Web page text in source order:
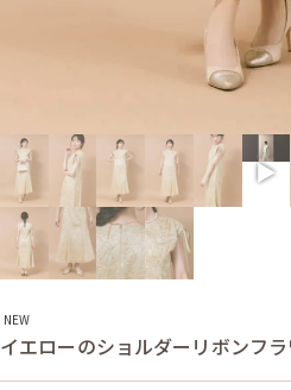
NEW
イエローのショルダーリボンフ